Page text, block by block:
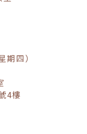
四）
4樓